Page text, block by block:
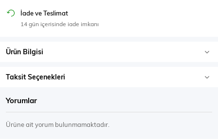
İade ve Teslimat
14 gün içerisinde iade imkanı
Ürün Bilgisi
Taksit Seçenekleri
Yorumlar
Ürüne ait yorum bulunmamaktadır.